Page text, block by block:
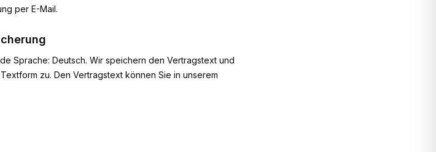
per E-Mail.
Sprache: Deutsch. Wir speichern den Vertragstext und
zu. Den Vertragstext können Sie in unserem